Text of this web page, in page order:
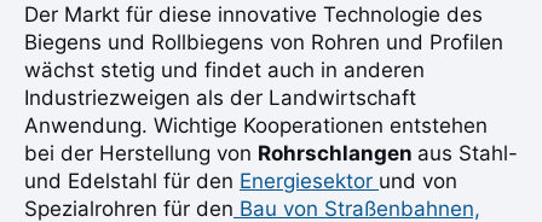
Der Markt für diese innovative Technologie des
Biegens und Rollbiegens von Rohren und Profilen
wächst stetig und findet auch in anderen
Industriezweigen als der Landwirtschaft
Anwendung. Wichtige Kooperationen entstehen
bei der Herstellung von Rohrschlangen aus Stahl-
und Edelstahl für den Energiesektor und von
Spezialrohren für den Bau von Straßenbahnen,